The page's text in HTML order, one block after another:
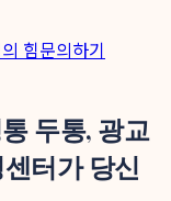
힘문의하기
두통, 광교
터가 당신